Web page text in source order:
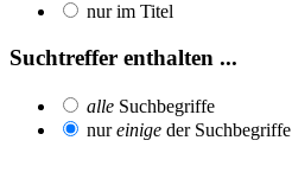
nur im Titel
Suchtreffer enthalten ...
alle Suchbegriffe
nureinige der Suchbegriffe